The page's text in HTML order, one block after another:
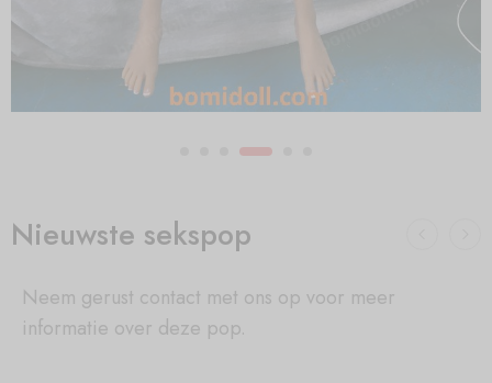
Nieuwste sekspop
Neem gerust contact met ons op voor meer
informatie over deze pop.